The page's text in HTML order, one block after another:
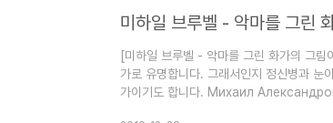
미하일 브루벨 - 악마를 그린
[미하일 브루벨 - 악마를 그린 화가의 그
가로 유명합니다. 그래서인지 정신병과 눈
가이기도 합니다. Михаил